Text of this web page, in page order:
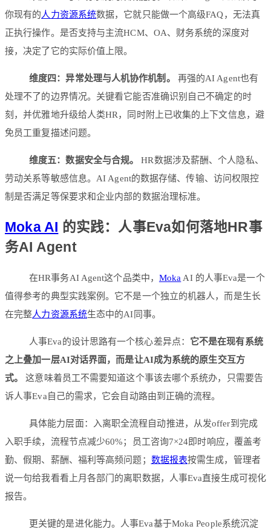
你现有的人力资源系统数据，它就只能做一个高级FAQ，无法真
正执行操作。是否支持与主流HCM、OA、财务系统的深度对
接，决定了它的实际价值上限。
维度四：异常处理与人机协作机制。
再强的AI Agent也有
处理不了的边界情况。关键看它能否准确识别自己不确定的时
刻，并优雅地升级给人类HR，同时附上已收集的上下文信息，避
免员工重复描述问题。
维度五：数据安全与合规。
HR数据涉及薪酬、个人隐私、
劳动关系等敏感信息。AI Agent的数据存储、传输、访问权限控
制是否满足等保要求和企业内部的数据治理标准。
Moka AI 的实践：人事Eva如何落地HR事
务AI Agent
在HR事务AI Agent这个品类中， Moka AI 的人事Eva是一个
值得参考的典型实践案例。它不是一个独立的机器人，而是生长
在完整人力资源系统生态中的AI同事。
人事Eva的设计思路有一个核心差异点： 它不是在现有系统
之上叠加一层AI对话界面，而是让AI成为系统的原生交互方
式。
这意味着员工不需要知道这个事该去哪个系统办，只需要告
诉人事Eva自己的需求，它会自动路由到正确的流程。
具体能力层面：入离职全流程自动推进，从发offer到完成
入职手续，流程节点减少60%；员工咨询7×24即时响应，覆盖考
勤、假期、薪酬、福利等高频问题； 数据报表按需生成，管理者
说一句给我看看上月各部门的离职数据，人事Eva直接生成可视化
报告。
更关键的是进化能力。人事Eva基于Moka People系统沉淀